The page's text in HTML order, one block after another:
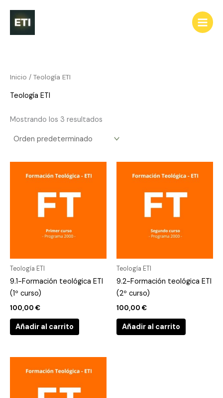
contenido
Inicio / Teología ETI
Teología ETI
Mostrando los 3 resultados
Teología ETI
9.1-Formación teológica ETI
(1º curso)
100,00 €
Añadir al carrito
Teología ETI
9.2-Formación teológica ETI
(2º curso)
100,00 €
Añadir al carrito